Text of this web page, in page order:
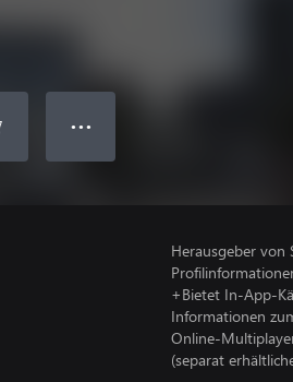
● ● ●
Herausgeber von
+Bietet In-App-
Informationen
Online-
(separat